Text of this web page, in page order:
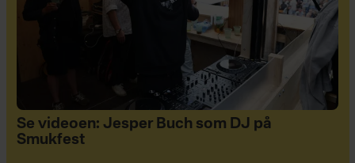
Se videoen: Jesper Buch som DJ på
Smukfest